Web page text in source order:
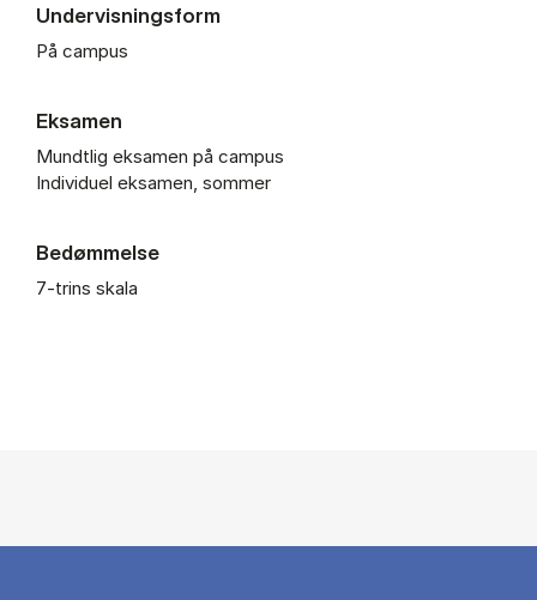
Undervisningsform
På campus
Eksamen
Mundtlig eksamen på campus
Individuel eksamen, sommer
Bedømmelse
7-trins skala